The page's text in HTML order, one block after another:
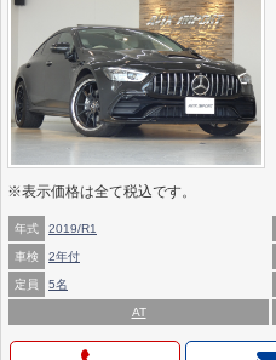
※表示価格は全て税込です。
年式 2019/R1
車検 2年付
定員 5名
AT